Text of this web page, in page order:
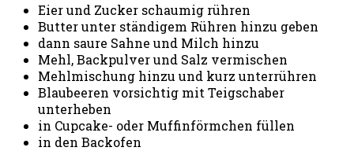
Eier und Zucker schaumig rühren
Butter unter ständigem Rühren hinzu geben
dann saure Sahne und Milch hinzu
Mehl, Backpulver und Salz vermischen
Mehlmischung hinzu und kurz unterrühren
Blaubeeren vorsichtig mit Teigschaber
unterheben
in Cupcake- oder Muffinförmchen füllen
in den Backofen